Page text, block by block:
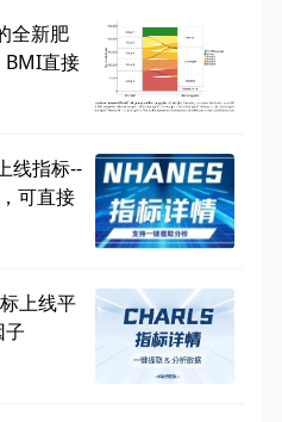
全新肥
BMI直接
线指标--
可直接
上线平
子